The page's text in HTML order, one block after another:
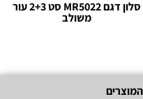
סלון דגם MR5022 סט 2+3 עור
משולב